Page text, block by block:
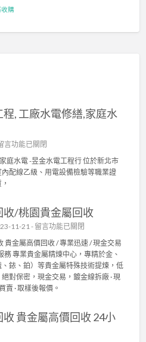
購
, 工廠水電修繕,家庭水
言功能已關閉
庭水電 -昱金水電工程行 位於新北市
配線乙級、用電設備檢驗等職業證
收/桃園貴金屬回收
11-21 -在
〈
新
竹
貴
金
屬
收
留言功能已關閉
貴金屬高價回收 / 專業迅速 / 現金交易
專業貴金屬精煉中心，專精於金、
銥、鉑）等貴金屬特殊技術提煉，低
對保密，現金交易，鍍金線拆廠 · 現
賣 · 取樣後報價。
貴金屬高價回收 24小